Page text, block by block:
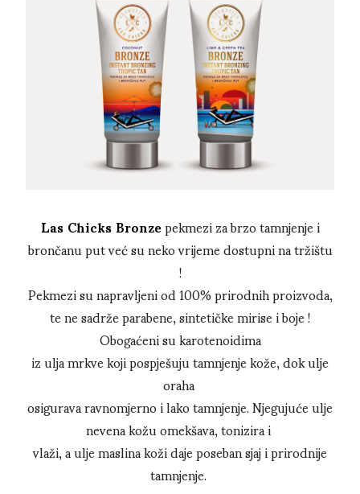
Las Chicks Bronzepekmezi za brzo tamnjenje i
brončanu put već su neko vrijeme dostupni na tržištu
!
Pekmezi su napravljeni od 100% prirodnih proizvoda,
te ne sadrže parabene, sintetičke mirise i boje !
Obogaćeni su karotenoidima
iz ulja mrkve koji pospješuju tamnjenje kože, dok ulje
oraha
osigurava ravnomjerno i lako tamnjenje. Njegujuće ulje
nevena kožu omekšava, tonizira i
vlaži, a ulje maslina koži daje poseban sjaj i prirodnije
tamnjenje.